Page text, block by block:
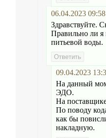
06.04.2023
Здравствуйте.
Правильно ли я
питьевой воды.
09.04.2023
На данный
ЭДО.
На
По поводу
как бы
накладную.